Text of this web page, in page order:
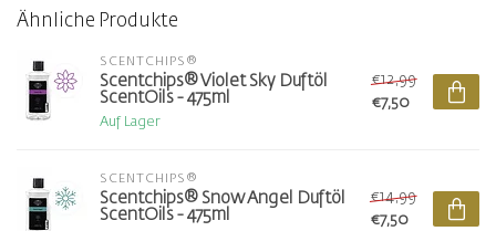
Ähnliche Produkte
SCENTCHIPS®
Scentchips® Violet Sky Duftöl
ScentOils - 475ml
Auf Lager
€12,99
€7,50
SCENTCHIPS®
Scentchips® Snow Angel Duftöl
ScentOils - 475ml
€14,99
€7,50